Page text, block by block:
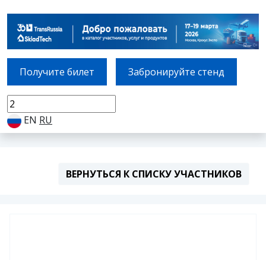
Получите билет Забронируйте стенд
EN RU
ВЕРНУТЬСЯ К СПИСКУ УЧАСТНИКОВ